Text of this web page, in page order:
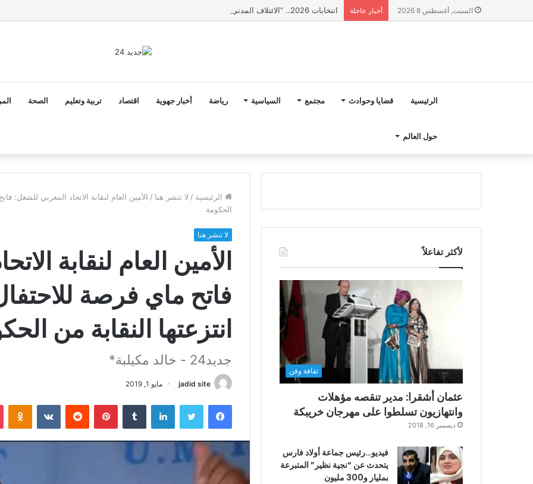
السبت, أغسطس 8 2026 أخبار عاجلة انتخابات 2026.. “الائتلاف المدني من أجل الجبل” يرفع عشرة مطالب أمام الأحزاب لإنصاف المناطق الجبلية
الرئيسية قضايا وحوادث مجتمع السياسية رياضة أخبار جهوية اقتصاد تربية وتعليم الصحة
حول العالم
الرئيسية / لا تنشر هنا / الأمين العام لنقابة الاتحاد المغربي للشغل:
الحكومة
لا تنشر هنا
الأمين العام لنقابة
فاتح ماي فرصة
انتزعتها النقابة من
جديد24 - خالد مكيلبة*
jadid site مايو 1, 2019
فيسبوك تويتر لينكدإن بينتيريست
لأكثر تفاعلاً
ثقافة وفن
عثمان أشقرا: مدير تنقصه مؤهلات
وانتهازيون تسلطوا على مهرجان خريبكة
ديسمبر 16, 2018
فيديو…رئيس جماعة أولاد فارس
يتحدث عن “نجية نظير” المتبرعة
بمليار و300 مليون